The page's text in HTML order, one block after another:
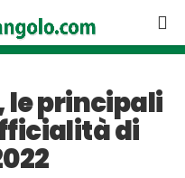
le principali
di